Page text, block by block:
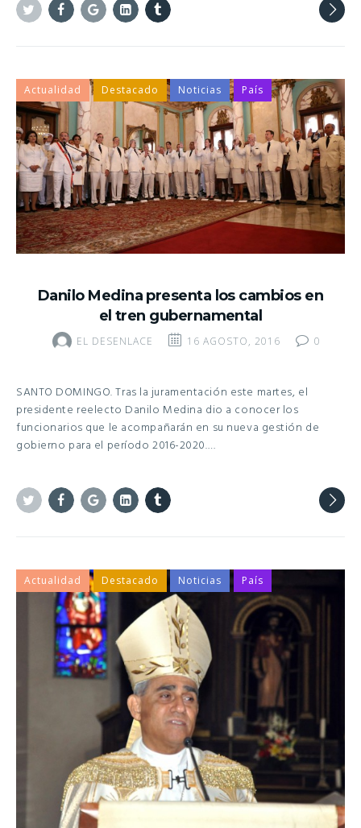
Danilo Medina presenta los cambios en
el tren gubernamental
EL DESENLACE 16 AGOSTO, 2016 0
Actualidad Destacado Noticias País
SANTO DOMINGO. Tras la juramentación este martes, el
presidente reelecto Danilo Medina dio a conocer los
funcionarios que le acompañarán en su nueva gestión de
gobierno para el período 2016-2020.…
Actualidad Destacado Noticias País